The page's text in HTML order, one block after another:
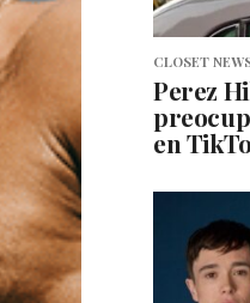
CLOSET
Perez
en